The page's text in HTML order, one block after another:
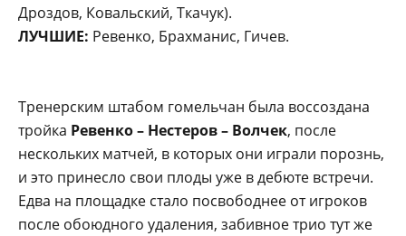
Дроздов, Ковальский, Ткачук).
ЛУЧШИЕ: Ревенко, Брахманис, Гичев.
Тренерским штабом гомельчан была воссоздана
тройка Ревенко – Нестеров – Волчек, после
нескольких матчей, в которых они играли порознь,
и это принесло свои плоды уже в дебюте встречи.
Едва на площадке стало посвободнее от игроков
после обоюдного удаления, забивное трио тут же